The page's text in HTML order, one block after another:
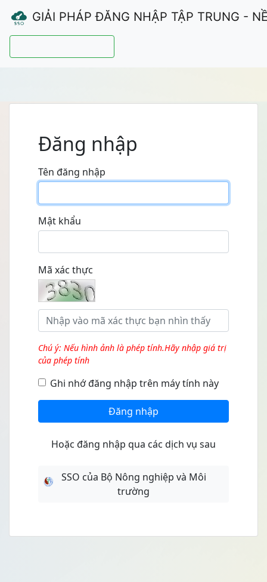
GIẢI PHÁP ĐĂNG NHẬP TẬP TRUNG -
Đăng nhập
Tên đăng nhập
Mật khẩu
Mã xác thực
Chú ý: Nếu hình ảnh là phép tính.Hãy nhập giá trị
của phép tính
Ghi nhớ đăng nhập trên máy tính này
Đăng nhập
Hoặc đăng nhập qua các dịch vụ sau
SSO của Bộ Nông nghiệp và Môi
trường